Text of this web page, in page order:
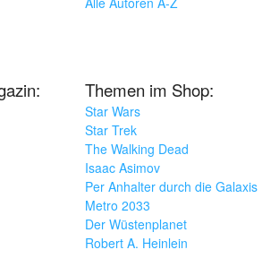
Themen im Shop:
Star Wars
Star Trek
The Walking Dead
Isaac Asimov
Per Anhalter durch die Galaxis
Metro 2033
Der Wüstenplanet
Robert A. Heinlein